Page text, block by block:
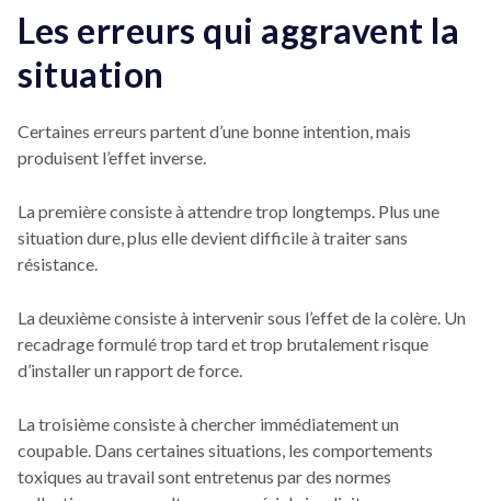
Les erreurs qui aggravent la
situation
Certaines erreurs partent d’une bonne intention, mais
produisent l’effet inverse.
La première consiste à attendre trop longtemps. Plus une
situation dure, plus elle devient difficile à traiter sans
résistance.
La deuxième consiste à intervenir sous l’effet de la colère. Un
recadrage formulé trop tard et trop brutalement risque
d’installer un rapport de force.
La troisième consiste à chercher immédiatement un
coupable. Dans certaines situations, les comportements
toxiques au travail sont entretenus par des normes